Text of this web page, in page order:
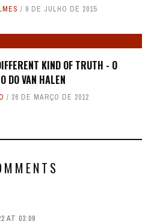
9 DE JULHO DE 2015
KIND OF TRUTH - O
DO VAN HALEN
26 DE MARÇO DE 2012
AT 03:09